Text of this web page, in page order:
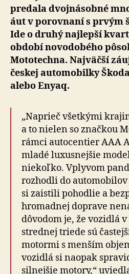
predala dvojnásobné
áut v porovnaní s prvým
Ide o druhý najlepší
období novodobého
Mototechna. Najväčší
českej automobilky
alebo Enyaq.
„Naprieč všetkými
a to nielen so značkou
rámci autocentier AAA
mladé luxusnejšie
niekoľko. Vplyvom
rozhodli do
si zaistili pohodlie a
hromadnej doprave
dôvodom je, že vozidlá
strednej triede sú
motormi s menším
vozidlá si naopak
silnejšie motory,“